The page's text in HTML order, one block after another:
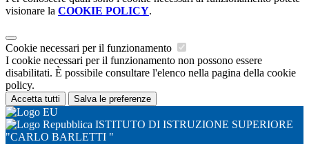
visionare la COOKIE POLICY.
Cookie necessari per il funzionamento
I cookie necessari per il funzionamento non possono essere
disabilitati. È possibile consultare l'elenco nella pagina della cookie
policy.
Accetta tutti Salva le preferenze
ISTITUTO DI ISTRUZIONE SUPERIORE
"CARLO BARLETTI "